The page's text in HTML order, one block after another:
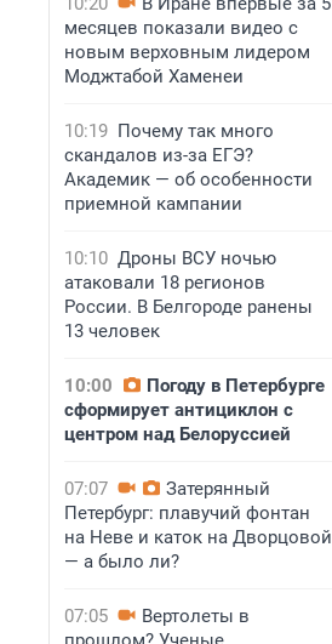
месяцев показали видео с
новым верховным лидером
Моджтабой Хаменеи
10:19 Почему так много
скандалов из-за ЕГЭ?
Академик — об особенности
приемной кампании
10:10 Дроны ВСУ ночью
атаковали 18 регионов
России. В Белгороде ранены
13 человек
10:00
Погоду в Петербурге
сформирует антициклон с
центром над Белоруссией
07:07
Затерянный
Петербург: плавучий фонтан
на Неве и каток на Дворцовой
— а было ли?
07:05
Вертолеты в